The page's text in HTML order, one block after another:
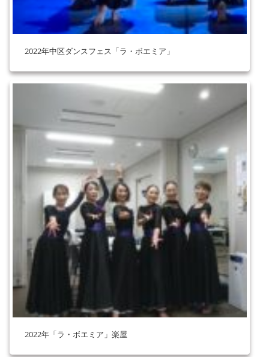
2022年中区ダンスフェス「ラ・ボエミア」
2022年「ラ・ボエミア」楽屋